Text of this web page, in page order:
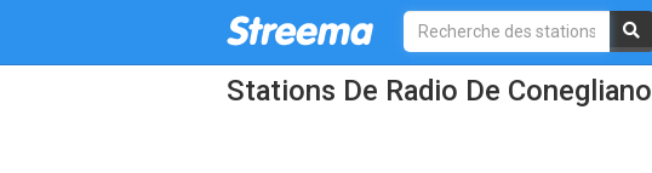
Stations De Radio De Conegliano